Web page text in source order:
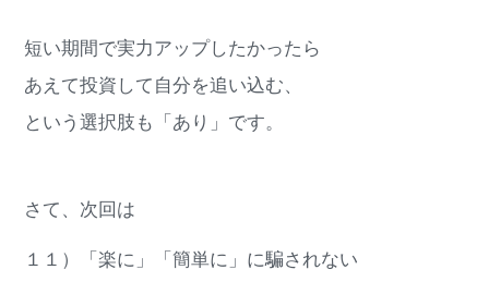
短い期間で実力アップしたかったら
あえて投資して自分を追い込む、
という選択肢も「あり」です。
さて、次回は
１１）「楽に」「簡単に」に騙されない